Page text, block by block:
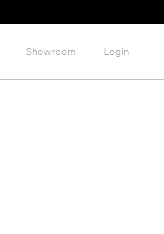
Showroom Login